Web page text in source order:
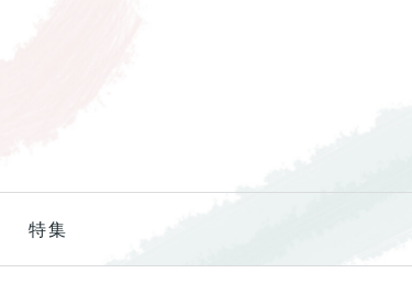
特集